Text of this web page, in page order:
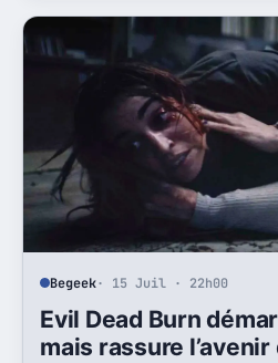
Wilson ?
Begeek· 15 Juil · 22h00
Evil Dead Burn
mais rassure l’avenir